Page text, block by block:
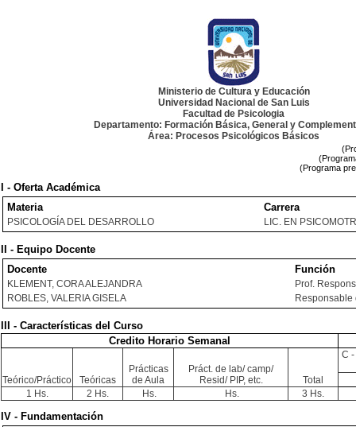
Ministerio de Cultura y Educación
Universidad Nacional de San Luis
Facultad de Psicologia
Departamento: Formación Básica, General y
Área: Procesos Psicológicos Básicos
(Programa
I - Oferta Académica
Materia
Carrera
PSICOLOGÍA DEL DESARROLLO LIC. EN
II - Equipo Docente
Docente
Función
KLEMENT, CORA ALEJANDRA
Prof.
ROBLES, VALERIA GISELA
Responsable
III - Características del Curso
Credito Horario Semanal
Teórico/Práctico Teóricas
Prácticas
de Aula
Práct. de lab/ camp/
Resid/ PIP, etc.
Total
C
1 Hs. 2 Hs. Hs. Hs. 3 Hs.
IV - Fundamentación